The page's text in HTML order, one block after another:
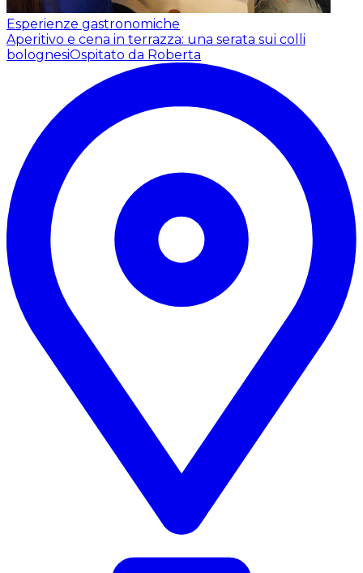
Esperienze gastronomiche
Aperitivo e cena in terrazza: una serata sui colli
bolognesiOspitato da Roberta